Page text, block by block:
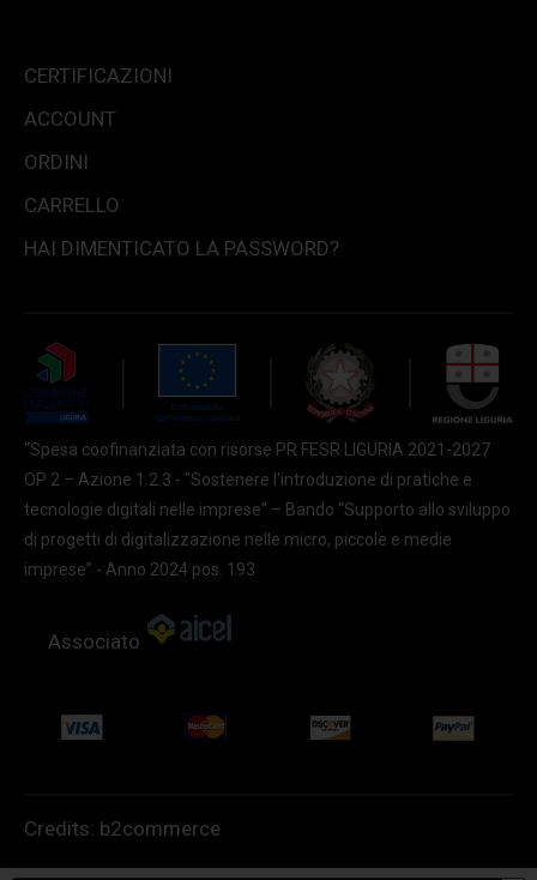
CERTIFICAZIONI
ACCOUNT
ORDINI
CARRELLO
HAI DIMENTICATO LA PASSWORD?
“Spesa coofinanziata con risorse PR FESR LIGURIA 2021-2027
OP 2 – Azione 1.2.3 - "Sostenere l'introduzione di pratiche e
tecnologie digitali nelle imprese” – Bando “Supporto allo sviluppo
di progetti di digitalizzazione nelle micro, piccole e medie
imprese” - Anno 2024 pos. 193
Associato
Credits: b2commerce